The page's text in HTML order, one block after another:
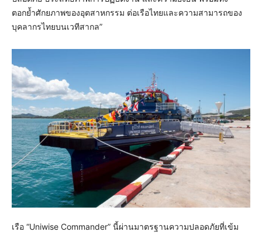
ตอกย้ำศักยภาพของอุตสาหกรรม ต่อเรือไทยและความสามารถของ
บุคลากรไทยบนเวทีสากล”
เรือ “Uniwise Commander” นี้ผ่านมาตรฐานความปลอดภัยที่เข้ม